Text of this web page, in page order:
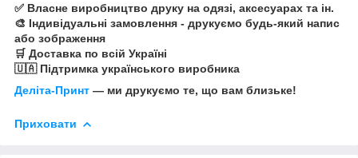
✅ Власне виробництво друку на одязі, аксесуарах та ін.
🎨 Індивідуальні замовлення - друкуємо будь-який напис
або зображення
🛒 Доставка по всій Україні
🇺🇦 Підтримка українського виробника
Деліта-Принт — ми друкуємо те, що вам близьке!
Приховати